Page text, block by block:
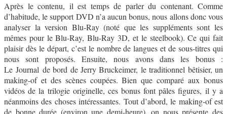
Après le contenu, il est temps de parler du contenant. Comme
d’habitude, le support DVD n’a aucun bonus, nous allons donc vous
analyser la version Blu-Ray (noté que les suppléments sont les
mêmes pour le Blu-Ray, Blu-Ray 3D, et le steelbook). Ce qui fait
plaisir dès le départ, c’est le nombre de langues et de sous-titres qui
nous sont proposés. Ensuite, nous avons dans les bonus :
Le Journal de bord de Jerry Bruckeimer, le traditionnel bêtisier, un
making-of et des scènes coupées. Bien que comparé aux bonus
vidéos de la trilogie originelle, ces bonus font pâles figures, il y a
néanmoins des choses intéressantes. Tout d’abord, le making-of est